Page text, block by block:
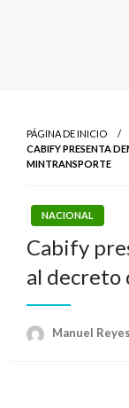
PÁGINA DE INICIO
CABIFY PRESENTA
MINTRANSPORTE
NACIONAL
Cabify
al
Manuel